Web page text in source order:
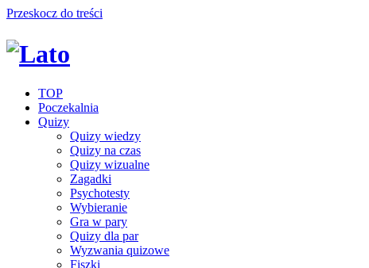
Przeskocz do treści
TOP
Poczekalnia
Quizy
Quizy wiedzy
Quizy na czas
Quizy wizualne
Zagadki
Psychotesty
Wybieranie
Gra w pary
Quizy dla par
Wyzwania quizowe
Fiszki